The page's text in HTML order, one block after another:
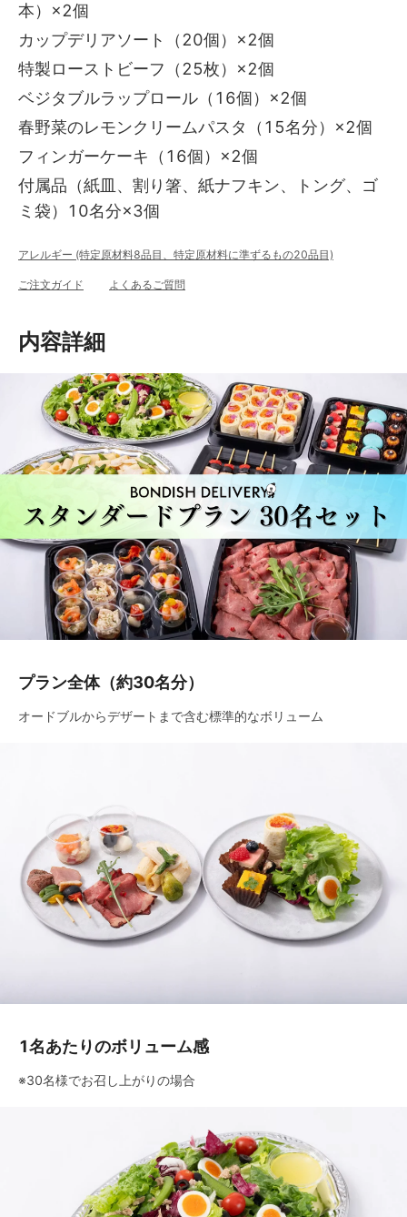
本）×2個
カップデリアソート（20個）×2個
特製ローストビーフ（25枚）×2個
ベジタブルラップロール（16個）×2個
春野菜のレモンクリームパスタ（15名分）×2個
フィンガーケーキ（16個）×2個
付属品（紙皿、割り箸、紙ナフキン、トング、ゴ
ミ袋）10名分×3個
アレルギー (特定原材料8品目、特定原材料に準ずるもの20品目)
ご注文ガイド よくあるご質問
内容詳細
プラン全体（約30名分）
オードブルからデザートまで含む標準的なボリューム
1名あたりのボリューム感
※30名様でお召し上がりの場合